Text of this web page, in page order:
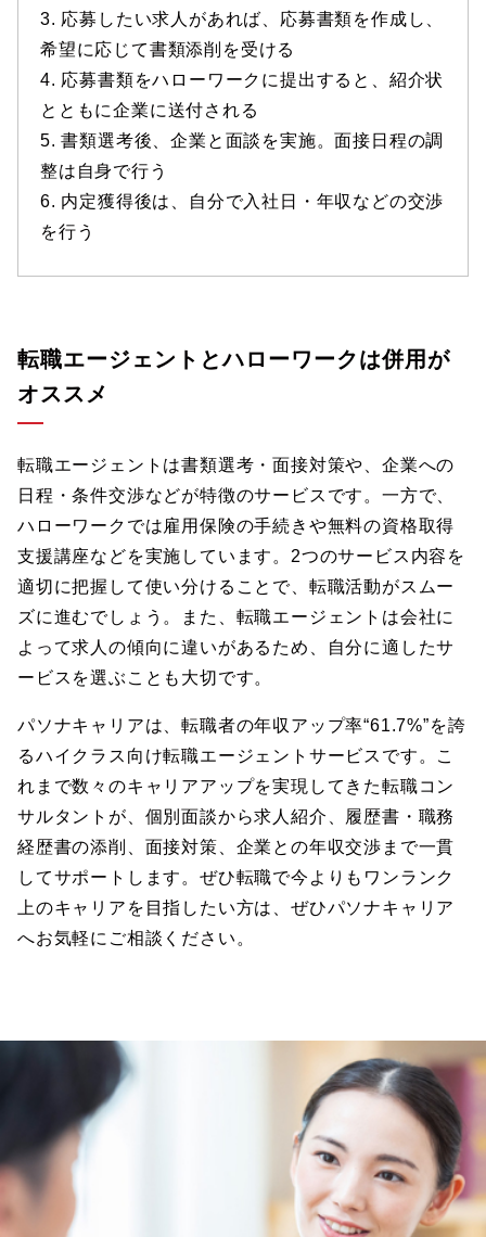
3. 応募したい求人があれば、応募書類を作成し、
希望に応じて書類添削を受ける
4. 応募書類をハローワークに提出すると、紹介状
とともに企業に送付される
5. 書類選考後、企業と面談を実施。面接日程の調
整は自身で行う
6. 内定獲得後は、自分で入社日・年収などの交渉
を行う
転職エージェントとハローワークは併用が
オススメ
転職エージェントは書類選考・面接対策や、企業への
日程・条件交渉などが特徴のサービスです。一方で、
ハローワークでは雇用保険の手続きや無料の資格取得
支援講座などを実施しています。2つのサービス内容を
適切に把握して使い分けることで、転職活動がスムー
ズに進むでしょう。また、転職エージェントは会社に
よって求人の傾向に違いがあるため、自分に適したサ
ービスを選ぶことも大切です。
パソナキャリアは、転職者の年収アップ率“61.7%”を誇
るハイクラス向け転職エージェントサービスです。こ
れまで数々のキャリアアップを実現してきた転職コン
サルタントが、個別面談から求人紹介、履歴書・職務
経歴書の添削、面接対策、企業との年収交渉まで一貫
してサポートします。ぜひ転職で今よりもワンランク
上のキャリアを目指したい方は、ぜひパソナキャリア
へお気軽にご相談ください。